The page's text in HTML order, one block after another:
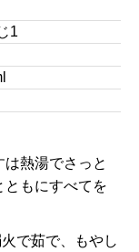
1
熱湯でさっと
ともにすべてを
で茹で、もやし